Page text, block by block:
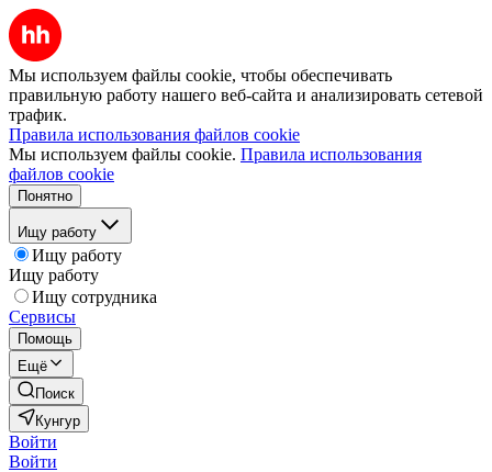
Мы используем файлы cookie, чтобы обеспечивать
правильную работу нашего веб-сайта и анализировать сетевой
трафик.
Правила использования файлов cookie
Мы используем файлы cookie. Правила использования
файлов cookie
Понятно
Ищу работу
Ищу работу
Ищу работу
Ищу сотрудника
Сервисы
Помощь
Ещё
Поиск
Кунгур
Войти
Войти